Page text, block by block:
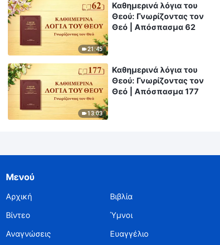
21:45
Καθημερινά λόγια του
Θεού: Γνωρίζοντας τον
Θεό | Απόσπασμα 62
13:03
Καθημερινά λόγια του
Θεού: Γνωρίζοντας τον
Θεό | Απόσπασμα 177
Μενού
Αρχική
Βιβλία
Βίντεο
Ύμνοι
Αναγνώσεις
Ευαγγέλιο